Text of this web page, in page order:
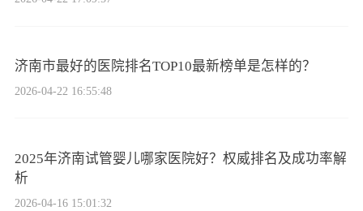
济南市最好的医院排名TOP10最新榜单是怎样的？
2026-04-22 16:55:48
2025年济南试管婴儿哪家医院好？权威排名及成功率解
析
2026-04-16 15:01:32